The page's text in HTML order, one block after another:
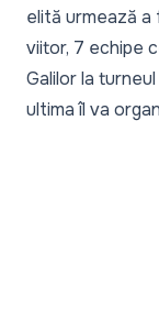
elită urmează a
viitor, 7 echipe
Galilor la
ultima îl va